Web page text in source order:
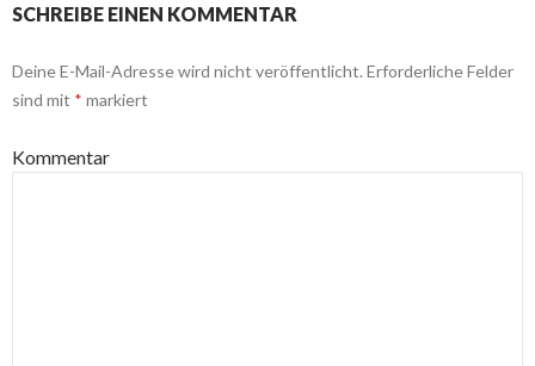
SCHREIBE EINEN KOMMENTAR
Deine E-Mail-Adresse wird nicht veröffentlicht. Erforderliche Felder
sind mit * markiert
Kommentar